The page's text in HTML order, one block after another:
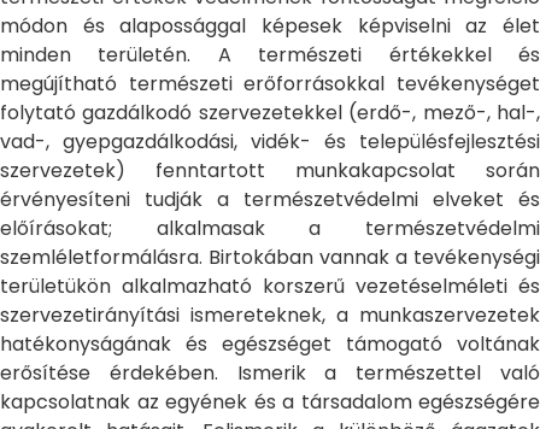
módon és alapossággal képesek képviselni az élet
minden területén. A természeti értékekkel és
megújítható természeti erőforrásokkal tevékenységet
folytató gazdálkodó szervezetekkel (erdő-, mező-, hal-,
vad-, gyepgazdálkodási, vidék- és településfejlesztési
szervezetek) fenntartott munkakapcsolat során
érvényesíteni tudják a természetvédelmi elveket és
előírásokat; alkalmasak a természetvédelmi
szemléletformálásra. Birtokában vannak a tevékenységi
területükön alkalmazható korszerű vezetéselméleti és
szervezetirányítási ismereteknek, a munkaszervezetek
hatékonyságának és egészséget támogató voltának
erősítése érdekében. Ismerik a természettel való
kapcsolatnak az egyének és a társadalom egészségére